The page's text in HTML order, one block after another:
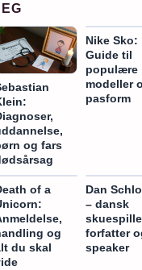
og fars
Nike Sko:
Guide til
populære
modeller
pasform
of a
og
du skal
Dan
– dansk
forfatter
speaker